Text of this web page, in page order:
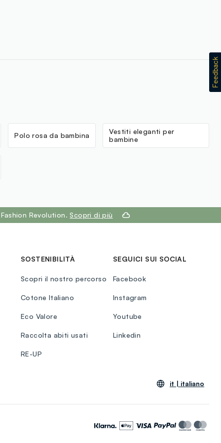
Polo rosa da bambina
Vestiti eleganti per
bambine
Revolution. Scopri di più
SOSTENIBILITÀ
Scopri il nostro percorso
Cotone Italiano
Eco Valore
Raccolta abiti usati
RE-UP
SEGUICI SUI SOCIAL
Facebook
Instagram
Youtube
Linkedin
it | italiano